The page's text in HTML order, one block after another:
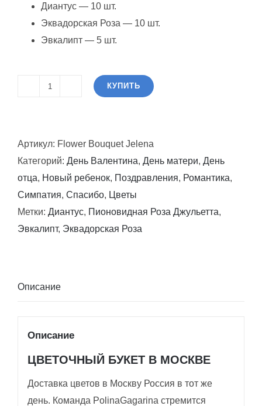
Диантус — 10 шт.
Эквадорская Роза — 10 шт.
Эвкалипт — 5 шт.
Количество
цветов
Елена
КУПИТЬ
Артикул: Flower Bouquet Jelena
Категорий: День Валентина, День матери, День
отца, Новый ребенок, Поздравления, Романтика,
Симпатия, Спасибо, Цветы
Метки: Диантус, Пионовидная Роза Джульетта,
Эвкалипт, Эквадорская Роза
Описание
Описание
ЦВЕТОЧНЫЙ БУКЕТ В МОСКВЕ
Доставка цветов в Москву Россия в тот же
день. Команда PolinaGagarina стремится